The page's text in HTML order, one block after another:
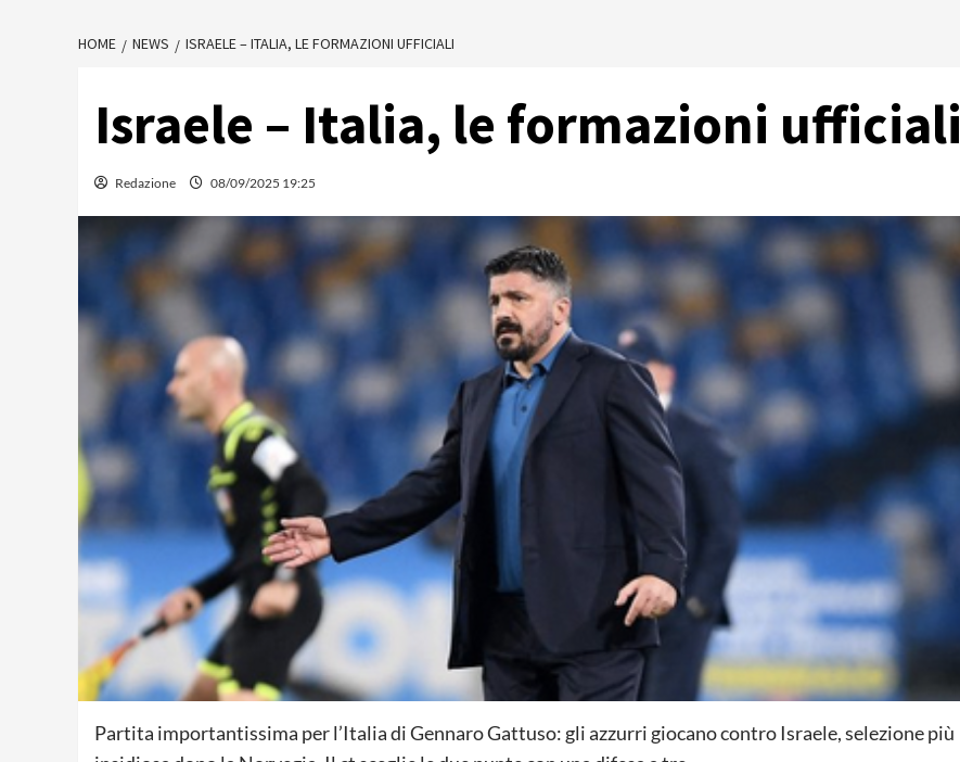
HOME NEWS ISRAELE – ITALIA, LE FORMAZIONI UFFICIALI
Israele – Italia, le formazioni ufficiali
Redazione 08/09/2025 19:25
Partita importantissima per l’Italia di Gennaro Gattuso: gli azzurri giocano contro Israele, selezione più